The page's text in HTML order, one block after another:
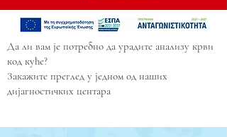
Да ли вам је потребно да урадите анализу крви
код куће?
Закажите преглед у једном од наших
дијагностичких центара